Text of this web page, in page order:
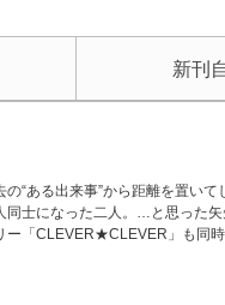
新刊
“ある出来事”から距離を置いて
士になった二人。…と思った矢
「CLEVER★CLEVER」も同時